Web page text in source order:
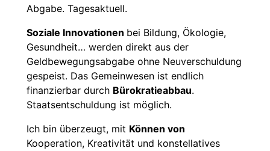
Abgabe. Tagesaktuell.
Soziale Innovationen bei Bildung, Ökologie,
Gesundheit… werden direkt aus der
Geldbewegungsabgabe ohne Neuverschuldung
gespeist. Das Gemeinwesen ist endlich
finanzierbar durch Bürokratieabbau.
Staatsentschuldung ist möglich.
Ich bin überzeugt, mit Können von
Kooperation, Kreativität und konstellatives